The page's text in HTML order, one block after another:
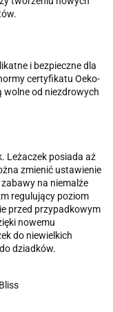
i bezpieczne dla
certyfikatu Oeko-
wolne od niezdrowych
Leżaczek posiada aż
zmienić ustawienie
na niemalże
regulujący poziom
przed przypadkowym
nowemu
do niewielkich
dziadków.